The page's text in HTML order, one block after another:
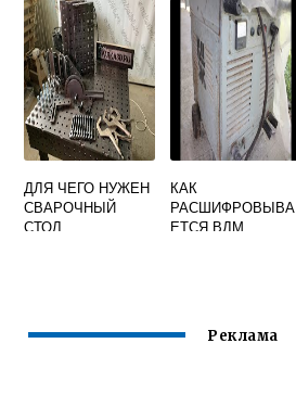
СВАРОЧНОГО
ШВА НА ЧЕРТЕЖЕ
С ГАЗОМ
ДЛЯ ЧЕГО НУЖЕН
СВАРОЧНЫЙ
СТОЛ
КАК
РАСШИФРОВЫВА
ЕТСЯ ВДМ
Реклама